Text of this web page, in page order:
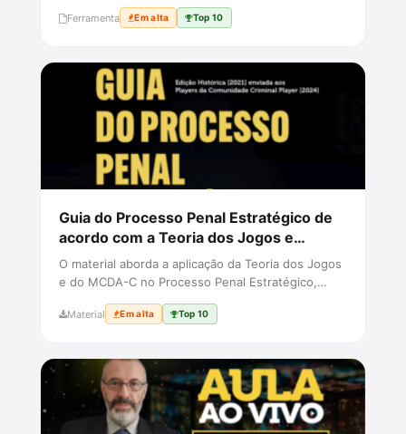
Ferramenta Em alta Top 10
Guia do Processo Penal Estratégico de
acordo com a Teoria dos Jogos e
MCDA-C - Edição 2021
O material aborda a aplicação da Teoria dos Jogos
e do MCDA-C no Processo Penal Estratégico,
Material Em alta Top 10